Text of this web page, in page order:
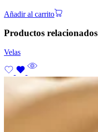
Añadir al carrito
Productos relacionados
Velas